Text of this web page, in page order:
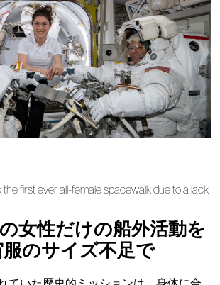
first ever all-female spacewalk due to a lack
女性だけの船外活動を
のサイズ不足で